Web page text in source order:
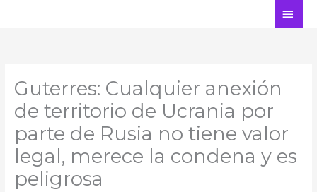
Guterres: Cualquier anexión
de territorio de Ucrania por
parte de Rusia no tiene valor
legal, merece la condena y es
peligrosa